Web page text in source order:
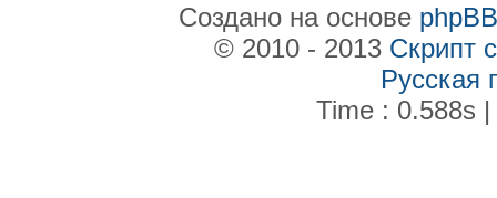
Создано на основе phpBB
© 2010 - 2013 Скрипт
Русская
Time : 0.588s